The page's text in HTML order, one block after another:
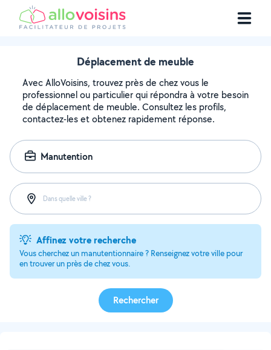
Déplacement de meuble
Avec AlloVoisins, trouvez près de chez vous le
professionnel ou particulier qui répondra à votre besoin
de déplacement de meuble. Consultez les profils,
contactez-les et obtenez rapidement réponse.
Manutention
Dans quelle ville ?
Affinez votre recherche
Vous cherchez un manutentionnaire ? Renseignez votre ville pour
en trouver un près de chez vous.
Rechercher